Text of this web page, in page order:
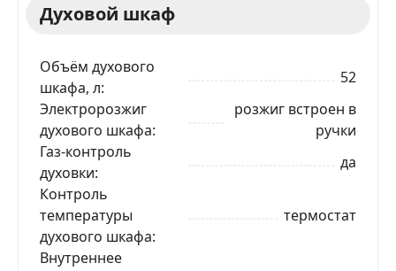
Духовой шкаф
Объём духового
шкафа, л
52
Электророзжиг
духового шкафа
розжиг встроен в
ручки
Газ-контроль
духовки
да
Контроль
температуры
духового шкафа
термостат
Внутреннее